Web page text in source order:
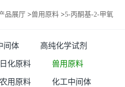
品展厅 >兽用原料 >5-丙酮基-2-甲氧
间体 高纯化学试剂
日化原料 兽用原料
农用原料 化工中间体